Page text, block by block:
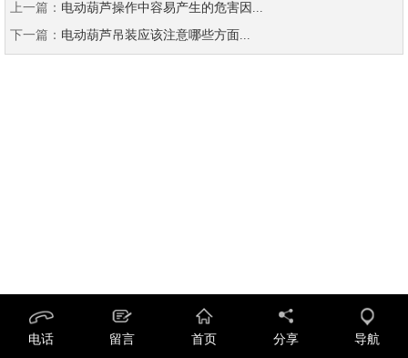
上一篇： 电动葫芦操作中容易产生的危害因...
下一篇： 电动葫芦吊装应该注意哪些方面...
电话 留言 首页 分享 导航